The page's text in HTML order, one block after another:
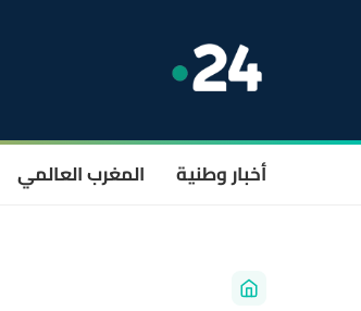
أخبار وطنية المغرب العالمي